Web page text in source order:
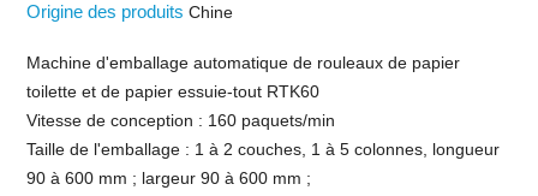
Origine des produitsChine
Machine d'emballage automatique de rouleaux de papier
toilette et de papier essuie-tout RTK60
Vitesse de conception : 160 paquets/min
Taille de l'emballage : 1 à 2 couches, 1 à 5 colonnes, longueur
90 à 600 mm ; largeur 90 à 600 mm ;